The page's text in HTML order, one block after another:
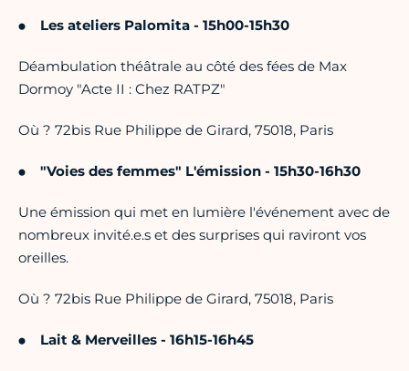
Les ateliers Palomita - 15h00-15h30
Déambulation théâtrale au côté des fées de Max
Dormoy "Acte II : Chez RATPZ"
Où ? 72bis Rue Philippe de Girard, 75018, Paris
"Voies des femmes" L'émission - 15h30-16h30
Une émission qui met en lumière l'événement avec de
nombreux invité.e.s et des surprises qui raviront vos
oreilles.
Où ? 72bis Rue Philippe de Girard, 75018, Paris
Lait & Merveilles - 16h15-16h45